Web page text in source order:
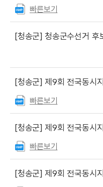
빠른보기
[청송군] 청송군수선거 후
[청송군] 제9회 전국동시지방
빠른보기
[청송군] 제9회 전국동시지방선거 선거
빠른보기
[청송군] 제9회 전국동시지방선거 선거비